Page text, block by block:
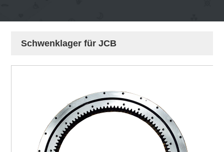
Schwenklager für JCB